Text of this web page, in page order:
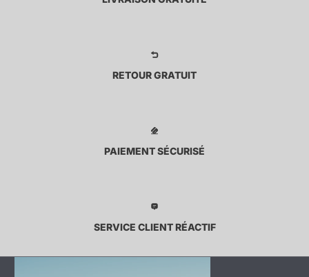
RETOUR GRATUIT
PAIEMENT SÉCURISÉ
SERVICE CLIENT RÉACTIF